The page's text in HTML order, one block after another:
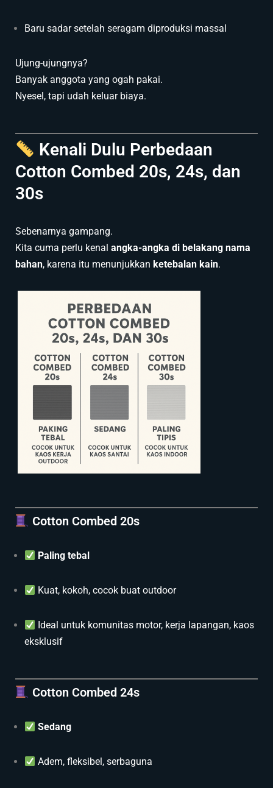
Baru sadar setelah seragam diproduksi massal
Ujung-ujungnya?
Banyak anggota yang ogah pakai.
Nyesel, tapi udah keluar biaya.
Kenali Dulu Perbedaan
Cotton Combed 20s, 24s, dan
30s
Sebenarnya gampang.
Kita cuma perlu kenal angka-angka di belakang nama
bahan, karena itu menunjukkan ketebalan kain.
Cotton Combed 20s
Paling tebal
Kuat, kokoh, cocok buat outdoor
Ideal untuk komunitas motor, kerja lapangan, kaos
eksklusif
Cotton Combed 24s
Sedang
Adem, fleksibel, serbaguna